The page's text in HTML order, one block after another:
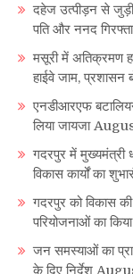
दहेज उत्पीड़न से जुड़ी
पति और ननद
मसूरी में अतिक्रमण
हाईवे जाम, प्रशासन
एनडीआरएफ
लिया जायजा
गदरपुर में मुख्यमंत्री
विकास कार्यों का
गदरपुर को विकास
परियोजनाओं का
जन समस्याओं का
के दिए निर्देश